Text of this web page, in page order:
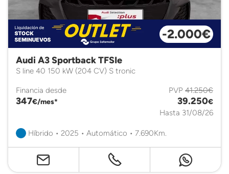
-2.000€
Audi A3 Sportback TFSIe
S line 40 150 kW (204 CV) S tronic
Financia desde
347€/mes*
PVP 41.250€
39.250€
Hasta 31/08/26
Híbrido • 2025 • Automático • 7.690Km.